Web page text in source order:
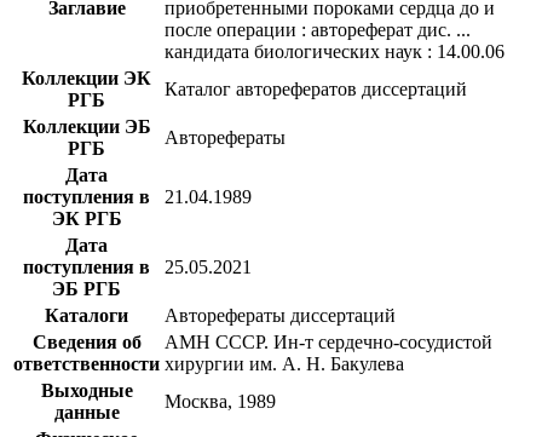
Заглавие
приобретенными пороками сердца до и
после операции : автореферат дис. ...
кандидата биологических наук : 14.00.06
Коллекции ЭК
РГБ
Каталог авторефератов диссертаций
Коллекции ЭБ
РГБ
Авторефераты
Дата
поступления в
ЭК РГБ
21.04.1989
Дата
поступления в
ЭБ РГБ
25.05.2021
Каталоги
Авторефераты диссертаций
Сведения об
ответственности
АМН СССР. Ин-т сердечно-сосудистой
хирургии им. А. Н. Бакулева
Выходные
данные
Москва, 1989